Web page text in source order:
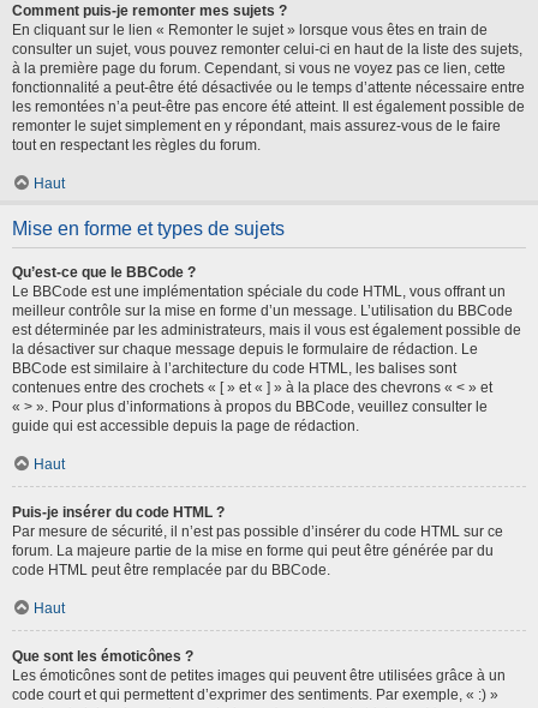
Comment puis-je remonter mes sujets ?
En cliquant sur le lien « Remonter le sujet » lorsque vous êtes en train de
consulter un sujet, vous pouvez remonter celui-ci en haut de la liste des sujets,
à la première page du forum. Cependant, si vous ne voyez pas ce lien, cette
fonctionnalité a peut-être été désactivée ou le temps d’attente nécessaire entre
les remontées n’a peut-être pas encore été atteint. Il est également possible de
remonter le sujet simplement en y répondant, mais assurez-vous de le faire
tout en respectant les règles du forum.
Haut
Mise en forme et types de sujets
Qu’est-ce que le BBCode ?
Le BBCode est une implémentation spéciale du code HTML, vous offrant un
meilleur contrôle sur la mise en forme d’un message. L’utilisation du BBCode
est déterminée par les administrateurs, mais il vous est également possible de
la désactiver sur chaque message depuis le formulaire de rédaction. Le
BBCode est similaire à l’architecture du code HTML, les balises sont
contenues entre des crochets « [ » et « ] » à la place des chevrons « < » et
« > ». Pour plus d’informations à propos du BBCode, veuillez consulter le
guide qui est accessible depuis la page de rédaction.
Haut
Puis-je insérer du code HTML ?
Par mesure de sécurité, il n’est pas possible d’insérer du code HTML sur ce
forum. La majeure partie de la mise en forme qui peut être générée par du
code HTML peut être remplacée par du BBCode.
Haut
Que sont les émoticônes ?
Les émoticônes sont de petites images qui peuvent être utilisées grâce à un
code court et qui permettent d’exprimer des sentiments. Par exemple, « :) »